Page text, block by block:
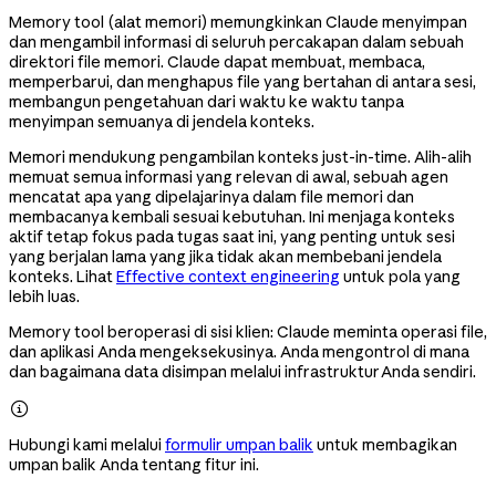
Memory tool (alat memori) memungkinkan Claude menyimpan
dan mengambil informasi di seluruh percakapan dalam sebuah
direktori file memori. Claude dapat membuat, membaca,
memperbarui, dan menghapus file yang bertahan di antara sesi,
membangun pengetahuan dari waktu ke waktu tanpa
menyimpan semuanya di jendela konteks.
Memori mendukung pengambilan konteks just-in-time. Alih-alih
memuat semua informasi yang relevan di awal, sebuah agen
mencatat apa yang dipelajarinya dalam file memori dan
membacanya kembali sesuai kebutuhan. Ini menjaga konteks
aktif tetap fokus pada tugas saat ini, yang penting untuk sesi
yang berjalan lama yang jika tidak akan membebani jendela
konteks. LihatEffective context engineering untuk pola yang
lebih luas.
Memory tool beroperasi di sisi klien: Claude meminta operasi file,
dan aplikasi Anda mengeksekusinya. Anda mengontrol di mana
dan bagaimana data disimpan melalui infrastruktur Anda sendiri.

Hubungi kami melalui formulir umpan balik untuk membagikan
umpan balik Anda tentang fitur ini.